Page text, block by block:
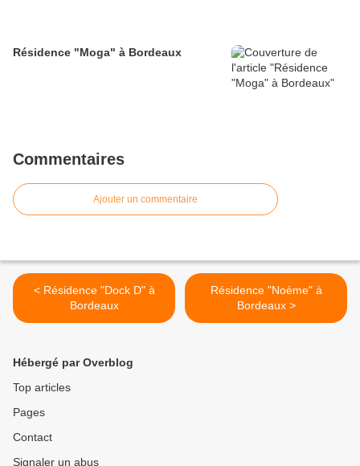
Résidence "Moga" à Bordeaux
Commentaires
Ajouter un commentaire
< Résidence "Dock D" à
Bordeaux
Résidence "Noème" à
Bordeaux >
Hébergé par Overblog
Top articles
Pages
Contact
Signaler un abus